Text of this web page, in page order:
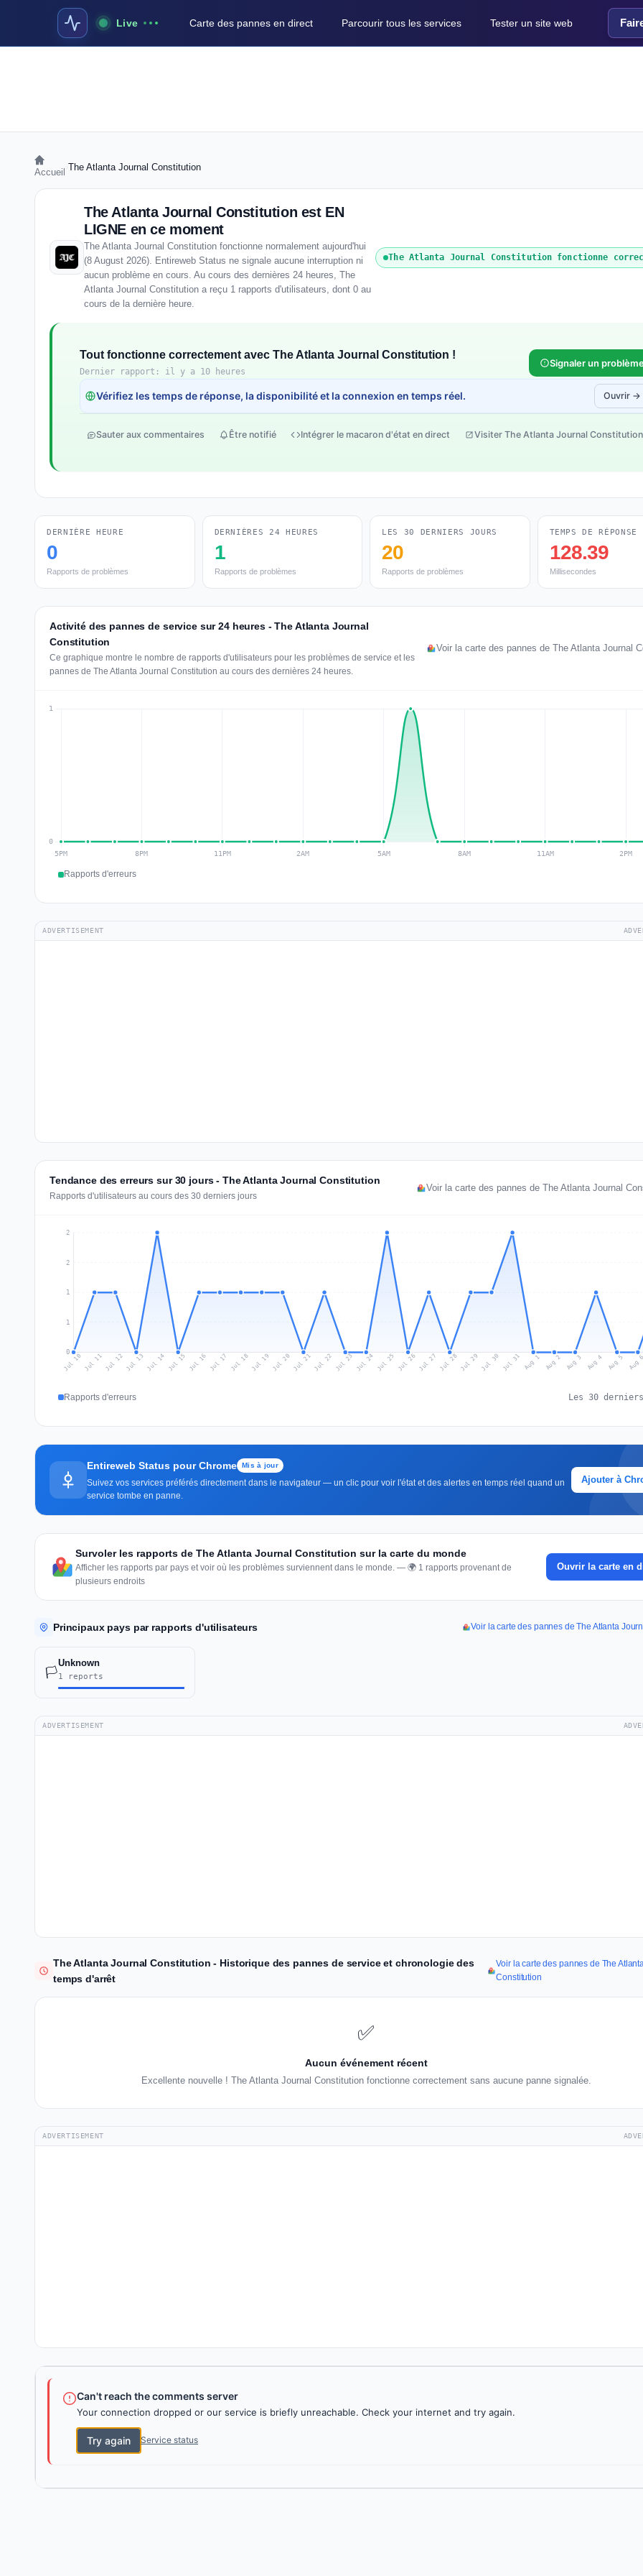
Live Carte des pannes en direct Parcourir tous les services Tester un site web
Accueil The Atlanta Journal Constitution
The Atlanta Journal Constitution est EN
LIGNE en ce moment
The Atlanta Journal Constitution fonctionne normalement aujourd'hui
(8 August 2026). Entireweb Status ne signale aucune interruption ni
aucun problème en cours. Au cours des dernières 24 heures, The
Atlanta Journal Constitution a reçu 1 rapports d'utilisateurs, dont 0 au
cours de la dernière heure.
The Atlanta Journal Constitution fonctionne
Tout fonctionne correctement avec The Atlanta Journal Constitution !
Dernier rapport: il y a 10 heures
Signaler un
Vérifiez les temps de réponse, la disponibilité et la connexion en temps réel. Ouvrir →
Sauter aux commentaires Être notifié Intégrer le macaron d'état en direct Visiter The Atlanta Journal Constitution
DERNIÈRE HEURE
0
Rapports de problèmes
DERNIÈRES 24 HEURES
1
Rapports de problèmes
LES 30 DERNIERS JOURS
20
Rapports de problèmes
TEMPS DE RÉPONSE
128.39
Millisecondes
Activité des pannes de service sur 24 heures - The Atlanta Journal
Constitution
Ce graphique montre le nombre de rapports d'utilisateurs pour les problèmes de service et les
pannes de The Atlanta Journal Constitution au cours des dernières 24 heures.
Voir la carte des pannes de The Atlanta Journal
Rapports d'erreurs
ADVERTISEMENT
Tendance des erreurs sur 30 jours - The Atlanta Journal Constitution
Rapports d'utilisateurs au cours des 30 derniers jours
Voir la carte des pannes de The Atlanta Journal
0
1
1
2
2
Jul 10 Jul 11Jul 12Jul 13 Jul 14 Jul 15 Jul 16 Jul 17 Jul 18Jul 19 Jul 20 Jul 21Jul 22 Jul 23 Jul 24 Jul 25 Jul 26Jul 27 Jul 28Jul 29 Jul 30 Jul 31 Aug 1 Aug 2 Aug 3 Aug 4 Aug 5 Aug 6
Rapports d'erreurs Les 30
Entireweb Status pour Chrome Mis à jour
Suivez vos services préférés directement dans le navigateur — un clic pour voir l'état et des alertes en temps réel quand un
service tombe en panne.
Ajouter à
Survoler les rapports de The Atlanta Journal Constitution sur la carte du monde
Afficher les rapports par pays et voir où les problèmes surviennent dans le monde. — 🌍 1 rapports provenant de
plusieurs endroits
Ouvrir la carte en
Principaux pays par rapports d'utilisateurs Voir la carte des pannes de The Atlanta
🏳️
Unknown
1 reports
ADVERTISEMENT
The Atlanta Journal Constitution - Historique des pannes de service et chronologie des
temps d'arrêt
Voir la carte des pannes de The
Constitution
✅
Aucun événement récent
Excellente nouvelle ! The Atlanta Journal Constitution fonctionne correctement sans aucune panne signalée.
ADVERTISEMENT
Can't reach the comments server
Your connection dropped or our service is briefly unreachable. Check your internet and try again.
Try again Service status